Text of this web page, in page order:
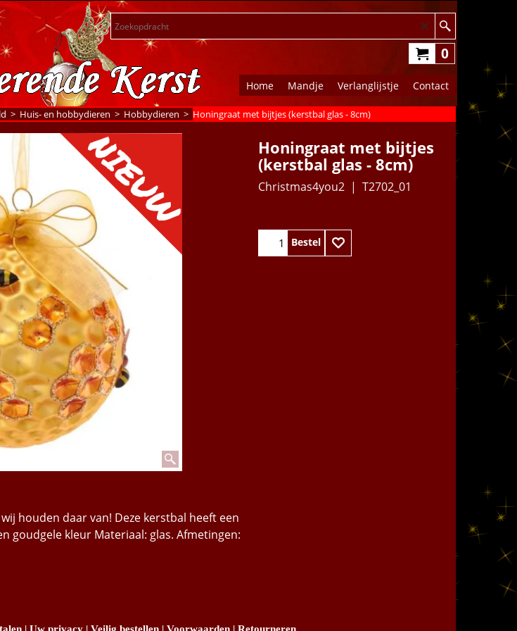
0
Home Mandje Verlanglijstje Contact
> Huis- en hobbydieren > Hobbydieren > Honingraat met bijtjes (kerstbal glas - 8cm)
Honingraat met bijtjes
(kerstbal glas - 8cm)
Christmas4you2 T2702_01
houden daar van! Deze kerstbal heeft een
goudgele kleur Materiaal: glas. Afmetingen: